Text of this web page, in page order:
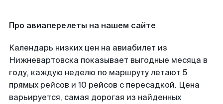
Про авиаперелеты на нашем сайте
Календарь низких цен на авиабилет из
Нижневартовска показывает выгодные месяца в
году, каждую неделю по маршруту летают 5
прямых рейсов и 10 рейсов с пересадкой. Цена
варьируется, самая дорогая из найденных